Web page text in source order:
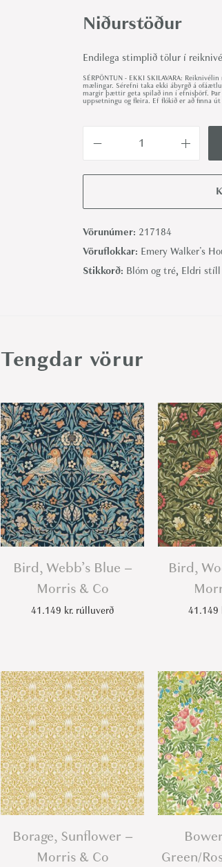
Niðurstöður
Endilega stimplið tölur í
SÉRPÖNTUN - EKKI SKILAVARA:
mælingar. Sérefni taka ekki ábyrgð á
margir þættir geta spilað inn í efnisþörf.
uppsetningu og fleira. Ef flókið er að finna
r
y
’
s
,
H
e
r
b
a
l
l
s
&
C
o
q
u
a
n
Vörunúmer: 217184
Vöruflokkar: Emery Walker's
Stikkorð: Blóm og tré, Eldri
Tengdar vörur
Bird, Webb’s Blue –
Morris & Co
41.149 kr. rúlluverð
Bird,
41.149
Borage, Sunflower –
Morris & Co
Green/